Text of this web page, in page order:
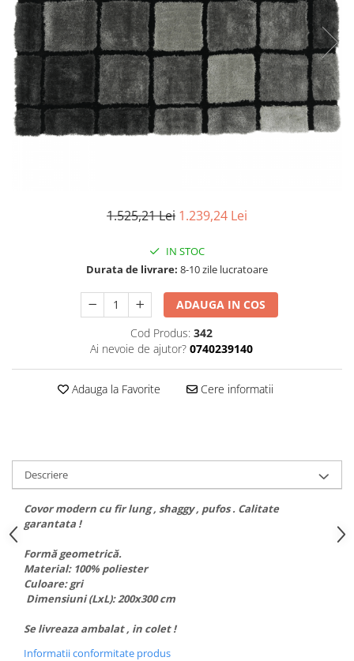
Set mobilier Living
Seturi masa +scaune dining
Tabureti
Seturi dormitoare complete
Suporturi saltea/Somiere/Gratii
pentru pat
1.525,21 Lei 1.239,24 Lei
IN STOC
Durata de livrare: 8-10 zile lucratoare
ADAUGA IN COS
Cod Produs: 342
Ai nevoie de ajutor? 0740239140
Adauga la Favorite Cere informatii
Descriere
Covor modern cu fir lung , shaggy , pufos . Calitate
garantata !
Formă geometrică.
Material: 100% poliester
Culoare: gri
Dimensiuni (LxL): 200x300 cm
Se livreaza ambalat , in colet !
Informatii conformitate produs